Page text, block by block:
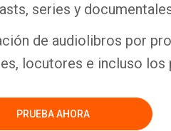
series y
de audiolibros por
locutores e incluso los
PRUEBA AHORA